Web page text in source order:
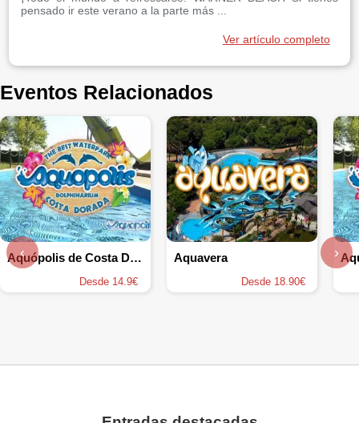
pensado ir este verano a la parte más ...
Ver artículo completo
Eventos Relacionados
Aquópolis de Costa Daurada
Desde 14.9€
Aquavera
Desde 18.90€
‹ ›